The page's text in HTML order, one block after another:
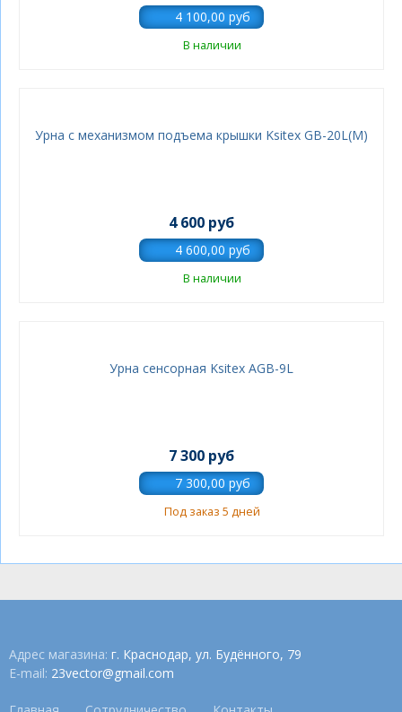
В наличии
Урна с механизмом подъема крышки Ksitex GB-20L(М)
4 600 руб
В наличии
Урна сенсорная Ksitex AGB-9L
7 300 руб
Под заказ 5 дней
Адрес магазина: г. Краснодар, ул. Будённого, 79
E-mail: 23vector@gmail.com